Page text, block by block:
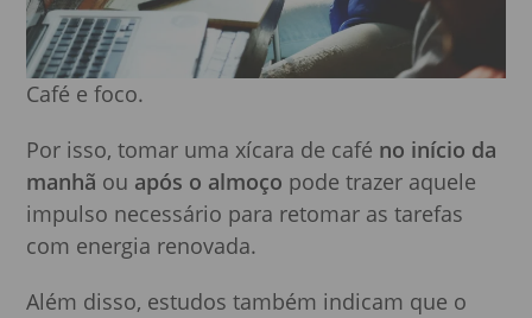
Café e foco.
Por isso, tomar uma xícara de café no início da
manhã ou após o almoço pode trazer aquele
impulso necessário para retomar as tarefas
com energia renovada.
Além disso, estudos também indicam que o